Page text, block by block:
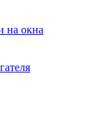
на окна